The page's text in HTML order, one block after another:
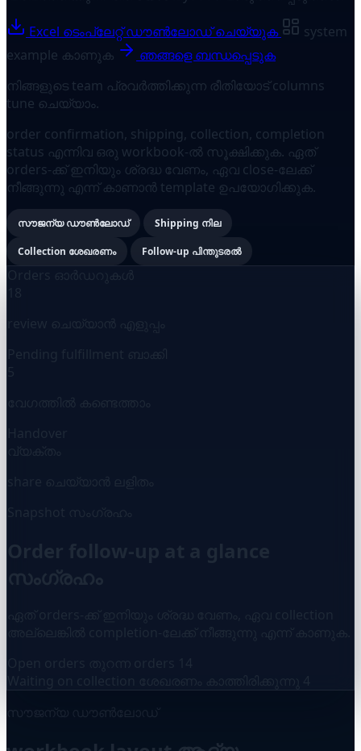
Excel ടെംപ്ലേറ്റ് ഡൗൺലോഡ് ചെയ്യുക
system
example കാണുക
ഞങ്ങളെ ബന്ധപ്പെടുക
നിങ്ങളുടെ team പ്രവർത്തിക്കുന്ന രീതിയോട് columns
tune ചെയ്യാം.
order confirmation, shipping, collection, completion
status എന്നിവ ഒരു workbook-ൽ സൂക്ഷിക്കുക. ഏത്
orders-ക്ക് ഇനിയും ശ്രദ്ധ വേണം, ഏവ close-ലേക്ക്
നീങ്ങുന്നു എന്ന് കാണാൻ template ഉപയോഗിക്കുക.
സൗജന്യ ഡൗൺലോഡ് Shipping നില
Collection ശേഖരണം Follow-up പിന്തുടരൽ
Orders ഓർഡറുകൾ
18
review ചെയ്യാൻ എളുപ്പം
Pending fulfillment ബാക്കി
5
വേഗത്തിൽ കണ്ടെത്താം
Handover
വ്യക്തം
Order follow-up at a glance
സൗജന്യ ഡൗൺലോഡ്